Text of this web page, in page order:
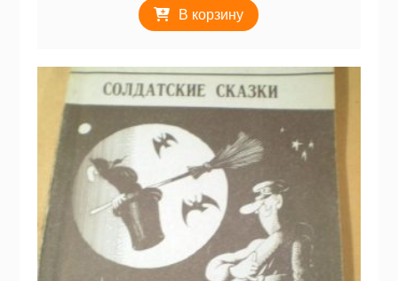
В корзину